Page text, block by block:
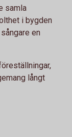
samla
i bygden
en
långt